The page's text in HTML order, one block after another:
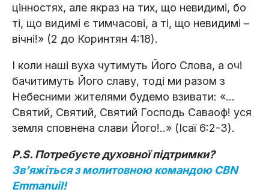
цінностях, але якраз на тих, що невидимі, бо
ті, що видимі є тимчасові, а ті, що невидимі –
вічні!» (2 до Коринтян 4:18).
І коли наші вуха чутимуть Його Слова, а очі
бачитимуть Його славу, тоді ми разом з
Небесними жителями будемо взивати: «…
Святий, Святий, Святий Господь Саваоф! уся
земля сповнена слави Його!..» (Ісаї 6:2-3).
P.S. Потребуєте духовної підтримки?
Звʼяжіться з молитовною командою CBN
Emmanuil!